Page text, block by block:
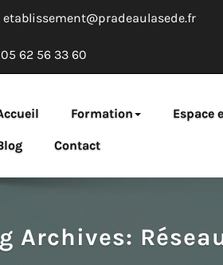
etablissement@pradeaulasede.fr
05 62 56 33 60
Formation Espace
Contact
Archives: